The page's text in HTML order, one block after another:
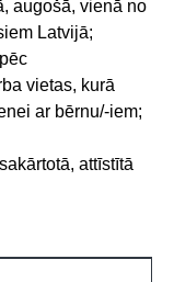
augošā, vienā no
Latvijā;
vietas, kurā
ar bērnu/-iem;
attīstītā